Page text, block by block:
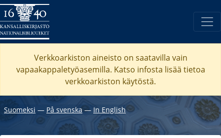
Verkkoarkiston aineisto on saatavilla vain
vapaakappaletyöasemilla. Katso infosta lisää tietoa
verkkoarkiston käytöstä.
Suomeksi ― På svenska ― In English